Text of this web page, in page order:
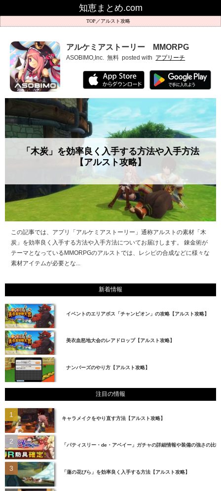
知恵まとめ.com
アルスト攻略
アルケミアストーリー MMORPG
ASOBIMO,Inc. 無料 posted with アプリーチ
「木炭」を効率良く入手する方法や入手方法
【アルスト攻略】
この記事では、アプリ「アルケミアストーリー」通称アルストの素材「木
炭」を効率良く入手する方法や入手方法についてお届けします。 錬金術が
テーマとなっているMMORPGのアルストでは、レシピの合成などに様々な
素材アイテムが必要とな...
新着情報
イベントのエリアボス「チャンピオン」の攻略【アルスト攻略】
美衣血怒地大会のレアドロップ【アルスト攻略】
ナンバーズのやり方【アルスト攻略】
注目の情報
キャラメイクをやり直す方法【アルスト攻略】
「パティスリー・de・アベイー」ガチャの詳細情報や装備の強さの比
「蓮の花びら」を効率良く入手する方法【アルスト攻略】